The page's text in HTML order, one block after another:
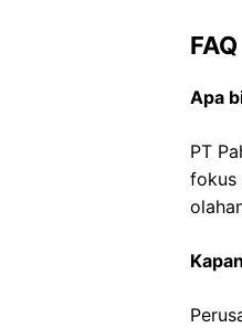
FAQ
Apa
PT
fokus